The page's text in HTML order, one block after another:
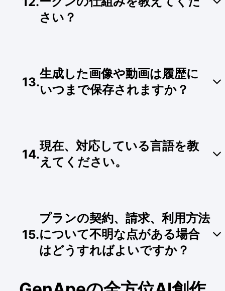
ると、現在のプランの有効期限が終了するま
でそのままご利用いただけます。
さい？
す。付与された500トークンは毎日リセットさ
れ、当日に使い切れなかった分を翌日に繰り越す
ことはできません。
13.
生成した画像や動画は履歴に
いつまで保存されますか？
に入りの作品が生成された際は、お早めにローカ
ルデバイスへダウンロードして保存することをお
すすめします。
14.
現在、対応している言語を教
えてください。
語、韓国語、ベトナム語、インドネシア語、マレ
ー語、ヒンディー語、フランス語、ドイツ語、ス
ペイン語、ロシア語の計13の国際言語に対応して
います。
15.
プランの契約、請求、利用方法
について不明な点がある場合
はどうすればよいですか？
専門のカスタマーサポートチームが対応いたしま